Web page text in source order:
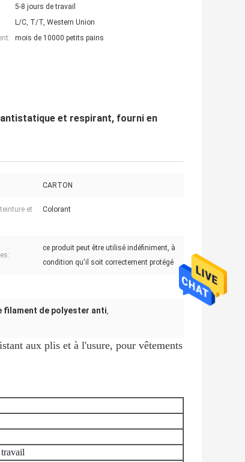
5-8 jours de travail
L/C, T/T, Western Union
mois de 10000 petits pains
et respirant, fourni en
CARTON
et
Colorant
ce produit peut être utilisé indéfiniment, à
condition qu'il soit correctement protégé
filament de polyester anti,
aux plis et à l'usure, pour vêtements